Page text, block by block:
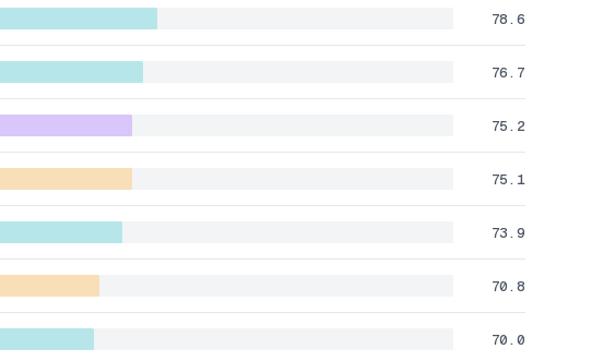
78.6
76.7
75.2
75.1
73.9
70.8
70.0